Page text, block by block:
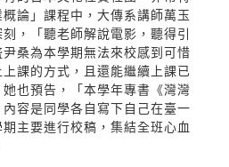
論」課程中，大傳系講師萬玉
，「聽老師解說電影，聽得引
桑為本學期無法來校感到可惜
課的方式，且還能繼續上課已
也預告，「本學年專書《灣灣
容是同學各自寫下自己在臺一
主要進行校稿，集結全班心血